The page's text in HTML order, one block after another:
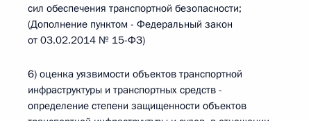
сил обеспечения транспортной безопасности;
(Дополнение пунктом - Федеральный закон
от 03.02.2014 № 15-ФЗ)
6) оценка уязвимости объектов транспортной
инфраструктуры и транспортных средств -
определение степени защищенности объектов